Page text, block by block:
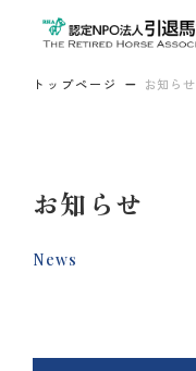
トップページ お知らせ
お知らせ
News